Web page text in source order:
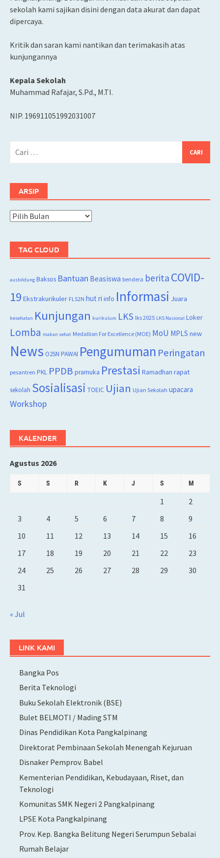
sekolah kami sajikan disini dengan data akurat dan dapat
dipercaya.
Kritik dan saran kami nantikan dan terimakasih atas
kunjungannya
Kepala Sekolah
Muhammad Rafajar, S.Pd., M.TI.
NIP. 196911051992031007
ARSIP
Arsip
TAG CLOUD
ausbildung Baksos Bantuan Beasiswa bendera berita COVID-
19 Ekstrakurikuler FLS2N hut ri info Informasi Juara
kesehatan Kunjungan kurikulum LKS lks 2025 LKS Nasional Loker
Lomba makan sehat Medallion For Excellence (MOE) MoU MPLS new
News O2SN PAWAI Pengumuman Peringatan
pesantren PKL PPDB pramuka Prestasi Ramadhan rapat
sekolah Sosialisasi TOEIC Ujian Ujian Sekolah upacara
Workshop
KALENDER
Agustus 2026
S S R K J S M
1
2
3
4 5 6 7 8
9
10
11 12 13 14 15
16
17
18 19 20 21 22
23
24
25 26 27 28 29
30
31
« Jul
LINK KAMI
Bangka Pos
Berita Teknologi
Buku Sekolah Elektronik (BSE)
Bulet BELMOTI / Mading STM
Dinas Pendidikan Kota Pangkalpinang
Direktorat Pembinaan Sekolah Menengah Kejuruan
Disnaker Pemprov. Babel
Kementerian Pendidikan, Kebudayaan, Riset, dan
Teknologi
Komunitas SMK Negeri 2 Pangkalpinang
LPSE Kota Pangkalpinang
Prov. Kep. Bangka Belitung Negeri Serumpun Sebalai
Rumah Belajar